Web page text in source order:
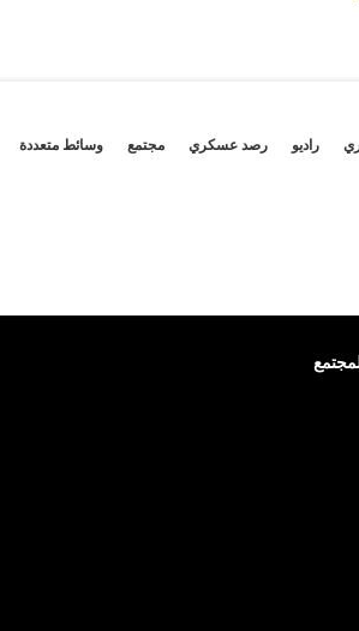
راديو رصد عسكري مجتمع وسائط متعددة